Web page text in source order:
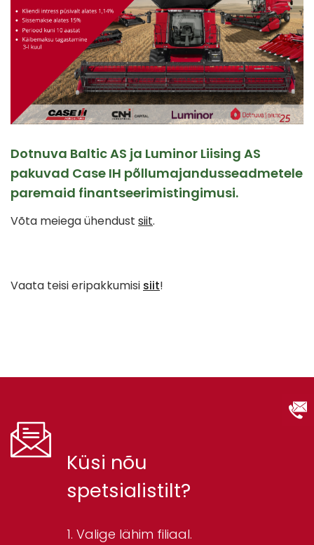
Dotnuva Baltic AS ja Luminor Liising AS
pakuvad Case IH põllumajandusseadmetele
paremaid finantseerimistingimusi.
Võta meiega ühendust siit.
Vaata teisi eripakkumisi siit!
Küsi nõu
spetsialistilt?
Valige lähim filiaal.